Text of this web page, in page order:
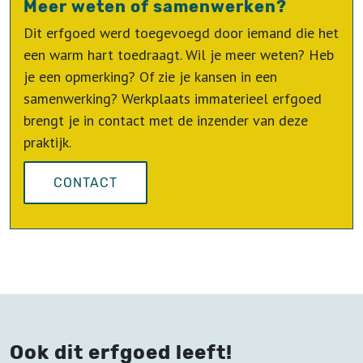
Meer weten of samenwerken?
Dit erfgoed werd toegevoegd door iemand die het
een warm hart toedraagt. Wil je meer weten? Heb
je een opmerking? Of zie je kansen in een
samenwerking? Werkplaats immaterieel erfgoed
brengt je in contact met de inzender van deze
praktijk.
CONTACT
Ook dit erfgoed leeft!